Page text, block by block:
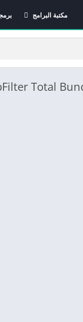
مكتبة البرامج
برامج الانترنت
برامج تصفح الإنترنت